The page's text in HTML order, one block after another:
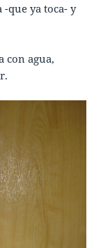
que ya toca- y
con agua,